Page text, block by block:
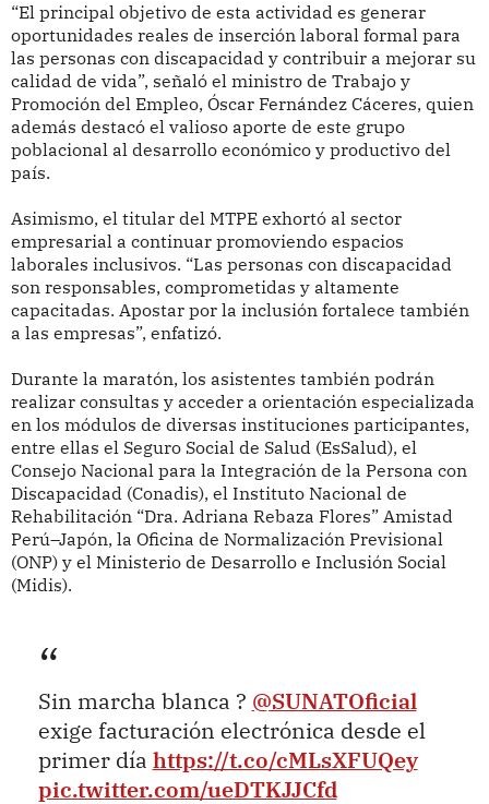
“El principal objetivo de esta actividad es generar
oportunidades reales de inserción laboral formal para
las personas con discapacidad y contribuir a mejorar su
calidad de vida”, señaló el ministro de Trabajo y
Promoción del Empleo, Óscar Fernández Cáceres, quien
además destacó el valioso aporte de este grupo
poblacional al desarrollo económico y productivo del
país.
Asimismo, el titular del MTPE exhortó al sector
empresarial a continuar promoviendo espacios
laborales inclusivos. “Las personas con discapacidad
son responsables, comprometidas y altamente
capacitadas. Apostar por la inclusión fortalece también
a las empresas”, enfatizó.
Durante la maratón, los asistentes también podrán
realizar consultas y acceder a orientación especializada
en los módulos de diversas instituciones participantes,
entre ellas el Seguro Social de Salud (EsSalud), el
Consejo Nacional para la Integración de la Persona con
Discapacidad (Conadis), el Instituto Nacional de
Rehabilitación “Dra. Adriana Rebaza Flores” Amistad
Perú–Japón, la Oficina de Normalización Previsional
(ONP) y el Ministerio de Desarrollo e Inclusión Social
(Midis).
Sin marcha blanca ? @SUNATOficial
exige facturación electrónica desde el
primer día https://t.co/cMLsXFUQey
pic.twitter.com/ueDTKJJCfd